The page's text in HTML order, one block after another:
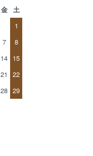
金
土
1
7
8
14 15
21
22
28 29